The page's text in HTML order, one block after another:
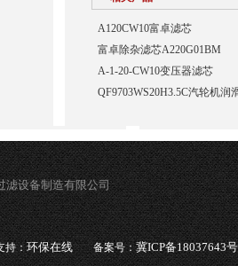
A120CW10富卓滤芯
富卓除杂滤芯A220G01BM
A-1-20-CW10变压器滤芯
QF9703WS20H3.5C汽轮机润
滤设备制造有限公司
持：环保在线 备案号：冀ICP备18037643